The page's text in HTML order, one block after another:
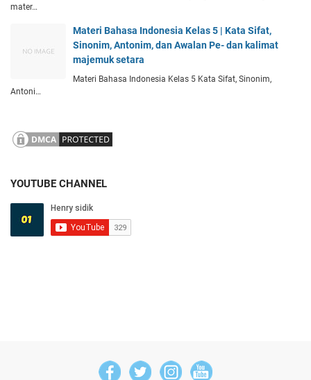
mater…
Materi Bahasa Indonesia Kelas 5 | Kata Sifat,
Sinonim, Antonim, dan Awalan Pe- dan kalimat
majemuk setara
Materi Bahasa Indonesia Kelas 5 Kata Sifat, Sinonim,
Antoni…
YOUTUBE CHANNEL